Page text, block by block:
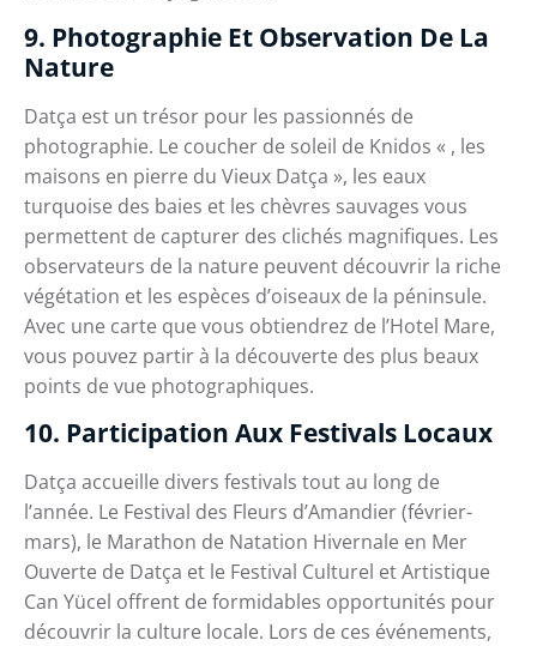
9. Photographie Et Observation De La
Nature
Datça est un trésor pour les passionnés de
photographie. Le coucher de soleil de Knidos « , les
maisons en pierre du Vieux Datça », les eaux
turquoise des baies et les chèvres sauvages vous
permettent de capturer des clichés magnifiques. Les
observateurs de la nature peuvent découvrir la riche
végétation et les espèces d’oiseaux de la péninsule.
Avec une carte que vous obtiendrez de l’Hotel Mare,
vous pouvez partir à la découverte des plus beaux
points de vue photographiques.
10. Participation Aux Festivals Locaux
Datça accueille divers festivals tout au long de
l’année. Le Festival des Fleurs d’Amandier (février-
mars), le Marathon de Natation Hivernale en Mer
Ouverte de Datça et le Festival Culturel et Artistique
Can Yücel offrent de formidables opportunités pour
découvrir la culture locale. Lors de ces événements,